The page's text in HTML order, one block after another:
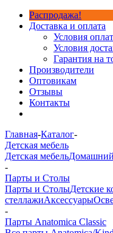
Распродажа!
Доставка и оплата
Условия
Условия
Гарантия на
Производители
Оптовикам
Отзывы
Контакты
Главная-Каталог-
Детская мебель
Детская мебель
-
Парты и Столы
Парты и СтолыДетские
стеллажиАксессуары
-
Парты Anatomica Classic